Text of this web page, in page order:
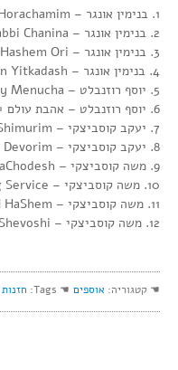
1. בנימין אונגר – Av Horachamim
2. בנימין אונגר – Rabbi Chanina
3. בנימין אונגר – L’David Hashem Ori
4. בנימין אונגר – Uvchen Yitkadash
5. יוסף רוזנבלט – Bemotzaey Menucha
6. יוסף רוזנבלט – אהבת עולם
7. יעקב קוסביצקי – Leil Shimurim
8. יעקב קוסביצקי – Eilu Devorim
9. משה קוסביצקי – Birkat HaChodesh
10. משה קוסביצקי – Wedding Service
11. משה קוסביצקי – Kol HaShem
12. משה קוסביצקי – Lo Shevoshi
☚ קטגוריה: אוספים ☚ Tags: חזנות